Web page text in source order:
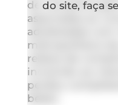
de
associadas ao
adulteradas com
metropolitana
relatos de
incluindo ao
perdeu
beber.
do site, faça